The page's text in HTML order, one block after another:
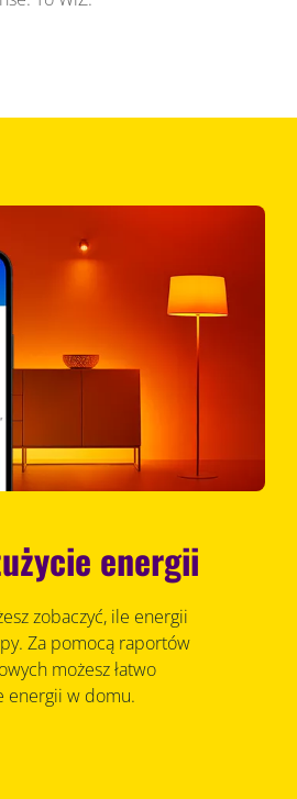
energii
zobaczyć, ile energii
Za pomocą raportów
możesz łatwo
energii w domu.